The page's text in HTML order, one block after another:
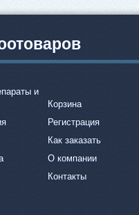
и
Корзина
Регистрация
Как заказать
О компании
Контакты